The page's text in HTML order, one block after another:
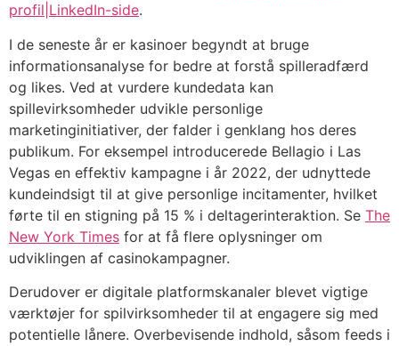
profil|LinkedIn-side.
I de seneste år er kasinoer begyndt at bruge
informationsanalyse for bedre at forstå spilleradfærd
og likes. Ved at vurdere kundedata kan
spillevirksomheder udvikle personlige
marketinginitiativer, der falder i genklang hos deres
publikum. For eksempel introducerede Bellagio i Las
Vegas en effektiv kampagne i år 2022, der udnyttede
kundeindsigt til at give personlige incitamenter, hvilket
førte til en stigning på 15 % i deltagerinteraktion. Se The
New York Times for at få flere oplysninger om
udviklingen af ​​casinokampagner.
Derudover er digitale platformskanaler blevet vigtige
værktøjer for spilvirksomheder til at engagere sig med
potentielle lånere. Overbevisende indhold, såsom feeds i